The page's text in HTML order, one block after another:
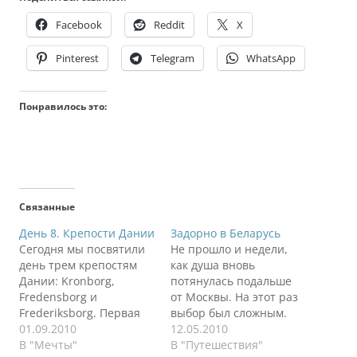
Facebook Reddit X
Pinterest Telegram WhatsApp
Понравилось это:
Связанные
День 8. Крепости Дании
Сегодня мы посвятили
день трем крепостям
Дании: Kronborg,
Fredensborg и
Frederiksborg. Первая
крепость Кронборг
находится на
01.09.2010
В "Мечты"
Задорно в Беларусь
Не прошло и недели,
как душа вновь
потянулась подальше
от Москвы. На этот раз
выбор был сложным.
Либо в Новгород
Великий, либо в
12.05.2010
В "Путешествия"